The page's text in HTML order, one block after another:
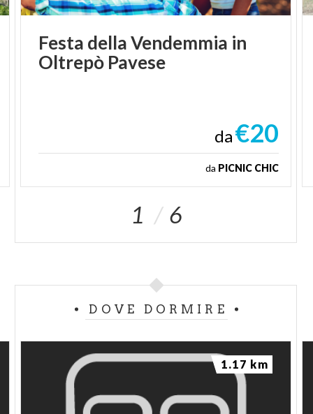
Festa dellaVendemmia in
Oltrepò Pavese
da€20
da PICNIC CHIC
1 6
DOVE DORMIRE
1.17 km